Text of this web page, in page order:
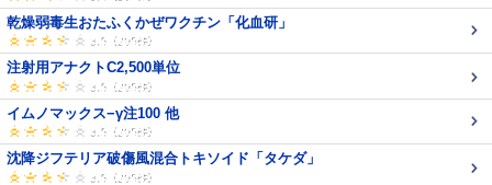
乾燥弱毒生おたふくかぜワクチン「化血研」
注射用アナクトC2,500単位
イムノマックス−γ注100 他
沈降ジフテリア破傷風混合トキソイド「タケダ」